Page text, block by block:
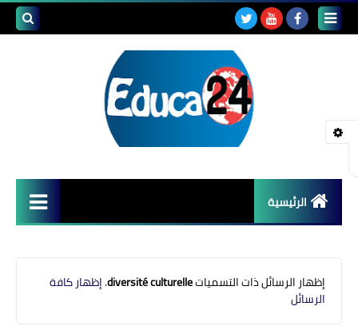
الرئيسية
قضايا تربوية
‏إظهار الرسائل ذات التسمياتdiversité culturelle
.إظهار كافة
الرسائل